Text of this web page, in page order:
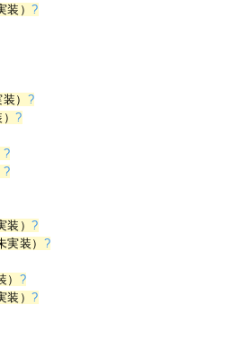
装）?
） ?
）?
?
?
装）?
実装） ?
?
装）?